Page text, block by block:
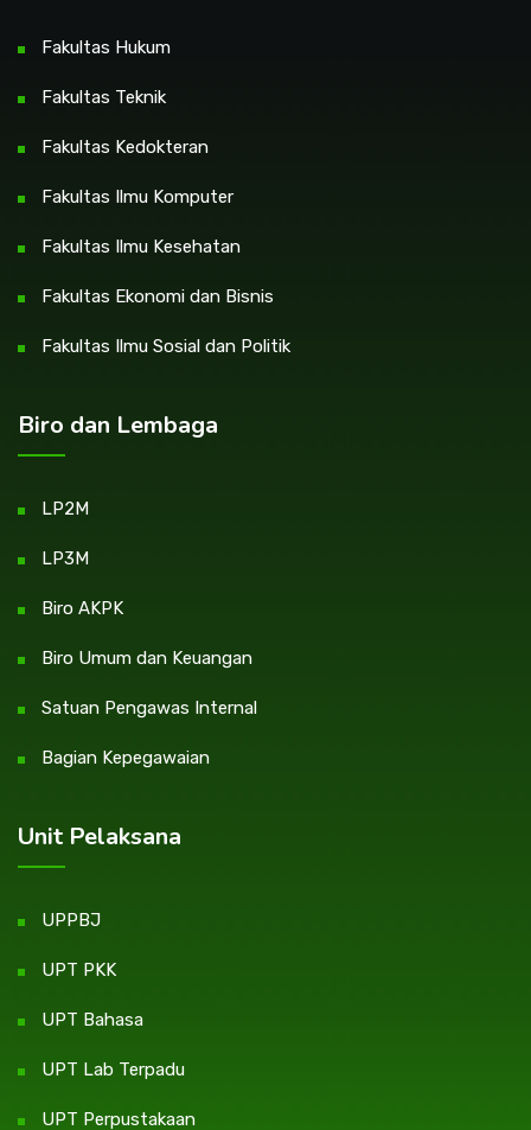
Fakultas Hukum
Fakultas Teknik
Fakultas Kedokteran
Fakultas Ilmu Komputer
Fakultas Ilmu Kesehatan
Fakultas Ekonomi dan Bisnis
Fakultas Ilmu Sosial dan Politik
Biro dan Lembaga
LP2M
LP3M
Biro AKPK
Biro Umum dan Keuangan
Satuan Pengawas Internal
Bagian Kepegawaian
Unit Pelaksana
UPPBJ
UPT PKK
UPT Bahasa
UPT Lab Terpadu
UPT Perpustakaan